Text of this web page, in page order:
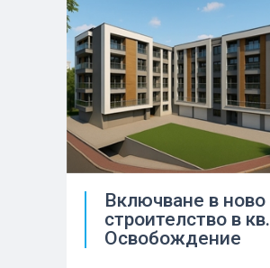
Включване в ново
строителство в кв.
Освобождение